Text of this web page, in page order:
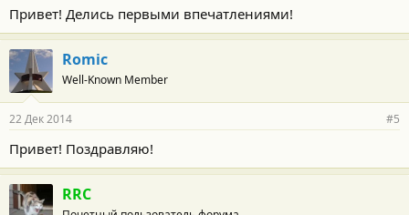
Привет! Делись первыми впечатлениями!
Romic
Well-Known Member
22 Дек 2014 #5
Привет! Поздравляю!
RRC